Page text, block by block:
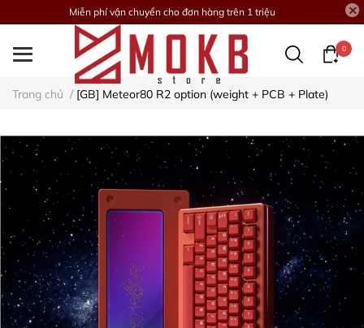
Miễn phí vận chuyển cho đơn hàng trên 1 triệu
0
Trang chủ / [GB] Meteor80 R2 option (weight + PCB + Plate)